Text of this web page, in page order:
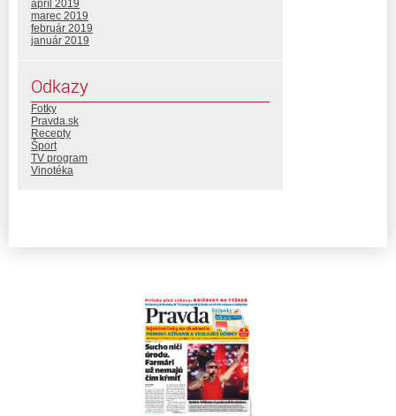
apríl 2019
marec 2019
február 2019
január 2019
Odkazy
Fotky
Pravda.sk
Recepty
Šport
TV program
Vinotéka